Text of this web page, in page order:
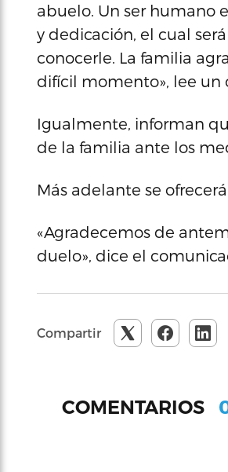
abuelo. Un ser humano
y dedicación, el cual
conocerle. La familia
difícil momento», lee un
Igualmente, informan
de la familia ante los
Más adelante se
«Agradecemos de
duelo», dice el
Compartir
COMENTARIOS